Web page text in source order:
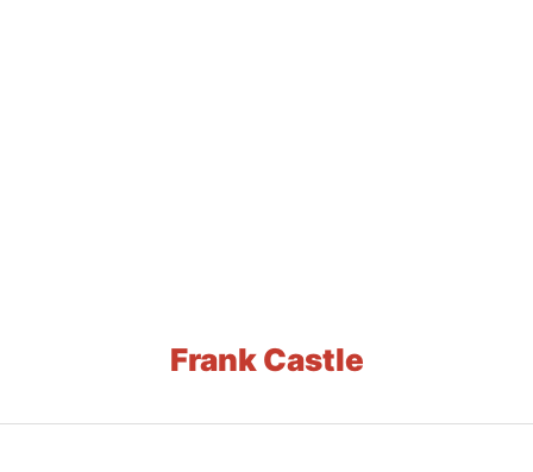
Frank Castle